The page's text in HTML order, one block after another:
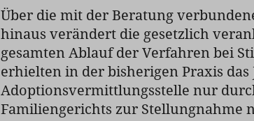
Über die mit der Beratung
hinaus verändert die gesetzlich
gesamten Ablauf der Verfahren bei
erhielten in der bisherigen Praxis
Adoptionsvermittlungsstelle nur
Familiengerichts zur Stellungnahme